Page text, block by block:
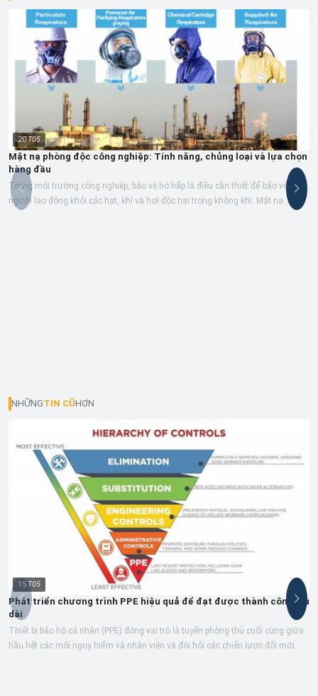
20T05
Mặt nạ phòng độc công nghiệp: Tính năng, chủng loại và lựa chọn
hàng đầu
Trong môi trường công nghiệp, bảo vệ hô hấp là điều cần thiết để bảo vệ
người lao động khỏi các hạt, khí và hơi độc hại trong không khí. Mặt nạ
NHỮNGTIN CŨHƠN
15T05
Phát triển chương trình PPE hiệu quả để đạt được thành công lâu
dài
Thiết bị bảo hộ cá nhân (PPE) đóng vai trò là tuyến phòng thủ cuối cùng giữa
hầu hết các mối nguy hiểm và nhân viên và đòi hỏi các chiến lược đổi mới...